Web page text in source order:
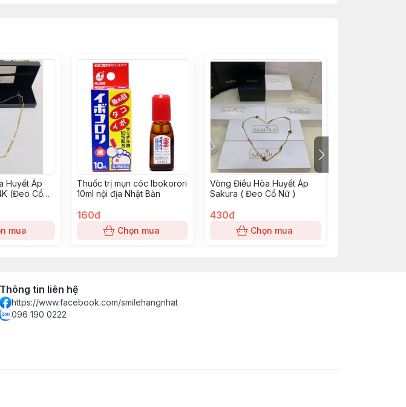
Huyết Áp
(Đeo Cổ
mua
Thuốc trị mụn cóc Ibokorori
10ml nội địa Nhật Bản
160đ
Chọn mua
Vòng Điều Hòa Huyết Áp
Sakura ( Đeo Cổ Nữ )
430đ
Chọn mua
Thông tin liên hệ
https://www.facebook.com/smilehangnhat
096 190 0222